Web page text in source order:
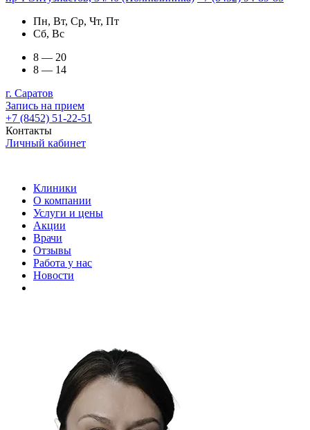
Пн, Вт, Ср, Чт, Пт
Сб, Вс
8 — 20
8 — 14
г. Саратов
Запись на прием
+7 (8452) 51-22-51
Контакты
Личный кабинет
Клиники
О компании
Услуги и цены
Акции
Врачи
Отзывы
Работа у нас
Новости